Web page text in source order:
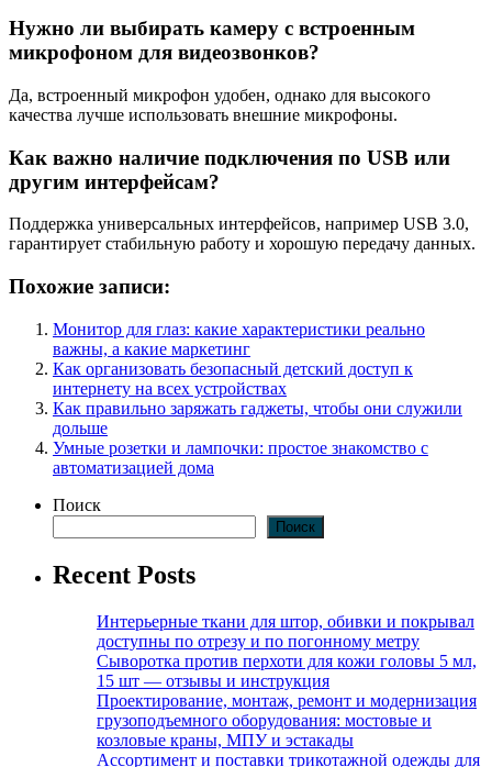
Нужно ли выбирать камеру с встроенным
микрофоном для видеозвонков?
Да, встроенный микрофон удобен, однако для высокого
качества лучше использовать внешние микрофоны.
Как важно наличие подключения по USB или
другим интерфейсам?
Поддержка универсальных интерфейсов, например USB 3.0,
гарантирует стабильную работу и хорошую передачу данных.
Похожие записи:
Монитор для глаз: какие характеристики реально
важны, а какие маркетинг
Как организовать безопасный детский доступ к
интернету на всех устройствах
Как правильно заряжать гаджеты, чтобы они служили
дольше
Умные розетки и лампочки: простое знакомство с
автоматизацией дома
Поиск
Поиск
Recent Posts
Интерьерные ткани для штор, обивки и покрывал
доступны по отрезу и по погонному метру
Сыворотка против перхоти для кожи головы 5 мл,
15 шт — отзывы и инструкция
Проектирование, монтаж, ремонт и модернизация
грузоподъемного оборудования: мостовые и
козловые краны, МПУ и эстакады
Ассортимент и поставки трикотажной одежды для